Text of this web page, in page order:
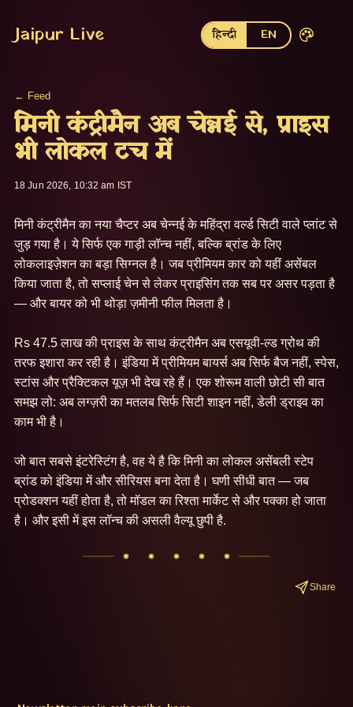
Jaipur Live हिन्दी EN
← Feed
मिनी कंट्रीमैन अब चेन्नई से, प्राइस
भी लोकल टच में
18 Jun 2026, 10:32 am IST
मिनी कंट्रीमैन का नया चैप्टर अब चेन्नई के महिंद्रा वर्ल्ड सिटी वाले प्लांट से
जुड़ गया है। ये सिर्फ एक गाड़ी लॉन्च नहीं, बल्कि ब्रांड के लिए
लोकलाइज़ेशन का बड़ा सिग्नल है। जब प्रीमियम कार को यहीं असेंबल
किया जाता है, तो सप्लाई चेन से लेकर प्राइसिंग तक सब पर असर पड़ता है
— और बायर को भी थोड़ा ज़मीनी फील मिलता है।
Rs 47.5 लाख की प्राइस के साथ कंट्रीमैन अब एसयूवी-ल्ड ग्रोथ की
तरफ इशारा कर रही है। इंडिया में प्रीमियम बायर्स अब सिर्फ बैज नहीं, स्पेस,
स्टांस और प्रैक्टिकल यूज़ भी देख रहे हैं। एक शोरूम वाली छोटी सी बात
समझ लो: अब लग्ज़री का मतलब सिर्फ सिटी शाइन नहीं, डेली ड्राइव का
काम भी है।
जो बात सबसे इंटरेस्टिंग है, वह ये है कि मिनी का लोकल असेंबली स्टेप
ब्रांड को इंडिया में और सीरियस बना देता है। घणी सीधी बात — जब
प्रोडक्शन यहीं होता है, तो मॉडल का रिश्ता मार्केट से और पक्का हो जाता
है। और इसी में इस लॉन्च की असली वैल्यू छुपी है.
Share